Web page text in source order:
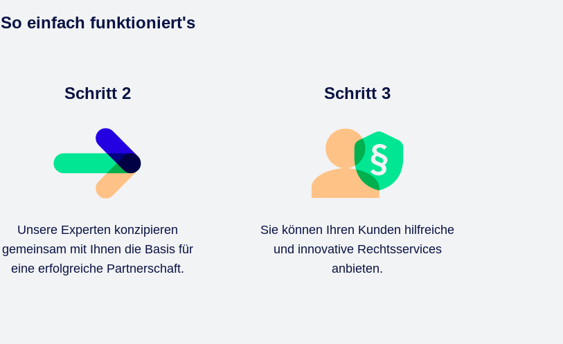
So einfach funktioniert's
Schritt 2
Unsere Experten konzipieren
gemeinsam mit Ihnen die Basis für
eine erfolgreiche Partnerschaft.
Schritt 3
Sie können Ihren Kunden hilfreiche
und innovative Rechtsservices
anbieten.